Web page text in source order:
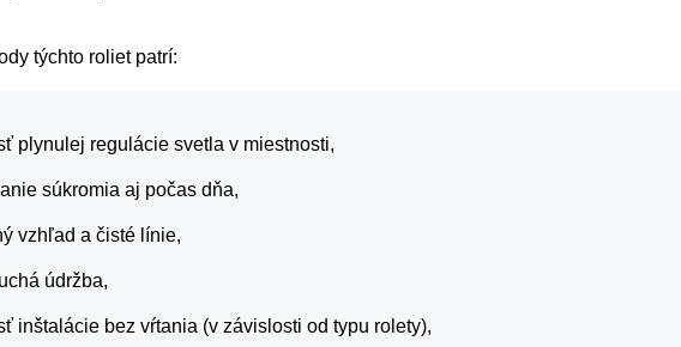
týchto roliet patrí:
plynulej regulácie svetla v miestnosti,
súkromia aj počas dňa,
vzhľad a čisté línie,
údržba,
inštalácie bez vŕtania (v závislosti od typu rolety),